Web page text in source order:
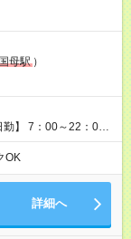
があります。 雇用
円以上
母駅 ）
勤】 7：00～22：00
／ 1
OK
詳細へ